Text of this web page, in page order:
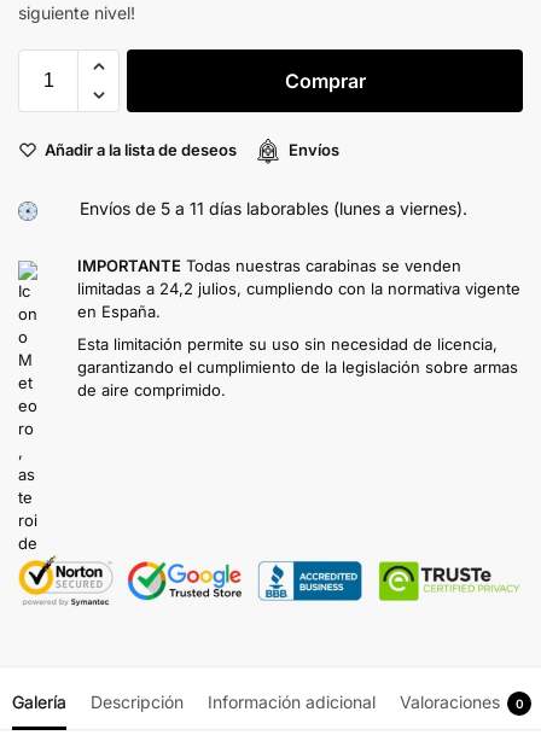
siguiente nivel!
Comprar
Añadir a la lista de deseos Envíos
Envíos de 5 a 11 días laborables (lunes a viernes).
IMPORTANTE Todas nuestras carabinas se venden
limitadas a 24,2 julios, cumpliendo con la normativa vigente
en España.
Esta limitación permite su uso sin necesidad de licencia,
garantizando el cumplimiento de la legislación sobre armas
de aire comprimido.
Galería Descripción Información adicional Valoraciones 0